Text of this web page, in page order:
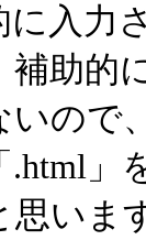
に入力
補助的
いので
.html」
いま